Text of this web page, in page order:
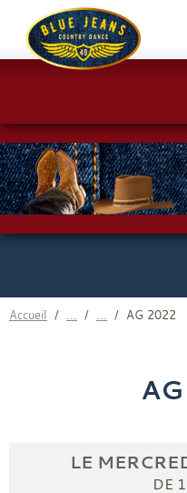
Accueil AG 2022
LE
DE
Panneau de gestion des